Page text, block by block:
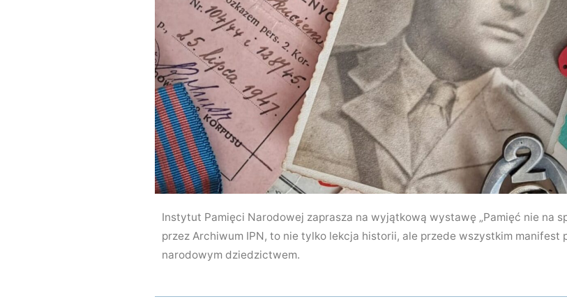
Instytut Pamięci Narodowej zaprasza na wyjątkową wystawę „Pamięć nie na
przez Archiwum IPN, to nie tylko lekcja historii, ale przede wszystkim manifest
narodowym dziedzictwem.